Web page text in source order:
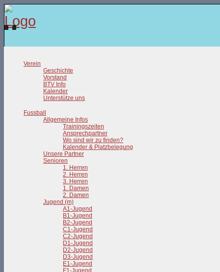
Verein
Geschichte
Vorstand
BTV Info
Kalender
Unterstütze uns
Fussball
Allgemeine Infos
Trainingszeiten
Ansprechpartner
Wo sind wir zu finden?
Kalender & Platzbelegung
Unsere Partner
Senioren
1. Herren
2. Herren
3. Herren
1. Damen
2. Damen
Jugend (m)
A1-Jugend
B1-Jugend
B2-Jugend
C1-Jugend
C2-Jugend
D1-Jugend
D2-Jugend
D3-Jugend
E1-Jugend
F1-Jugend